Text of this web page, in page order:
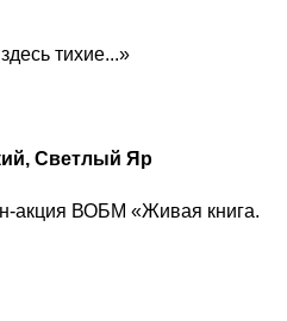
тихие...»
Светлый Яр
акция ВОБМ «Живая книга.